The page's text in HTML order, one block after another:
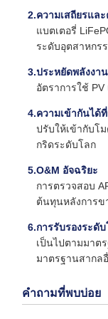
ความเสถียรแล
แบตเตอรี่
ระดับอุตสาหกร
ประหยัดพลังงา
อัตราการใช้
ความเข้ากันได้
ปรับให้เข้ากับโ
กริดระดับโลก
O&M อัจฉริยะ
การตรวจสอบ
ต้นทุนหลังการข
การรับรองระดั
เป็นไปตามมาต
มาตรฐานสากล
คำถามที่พบบ่อย